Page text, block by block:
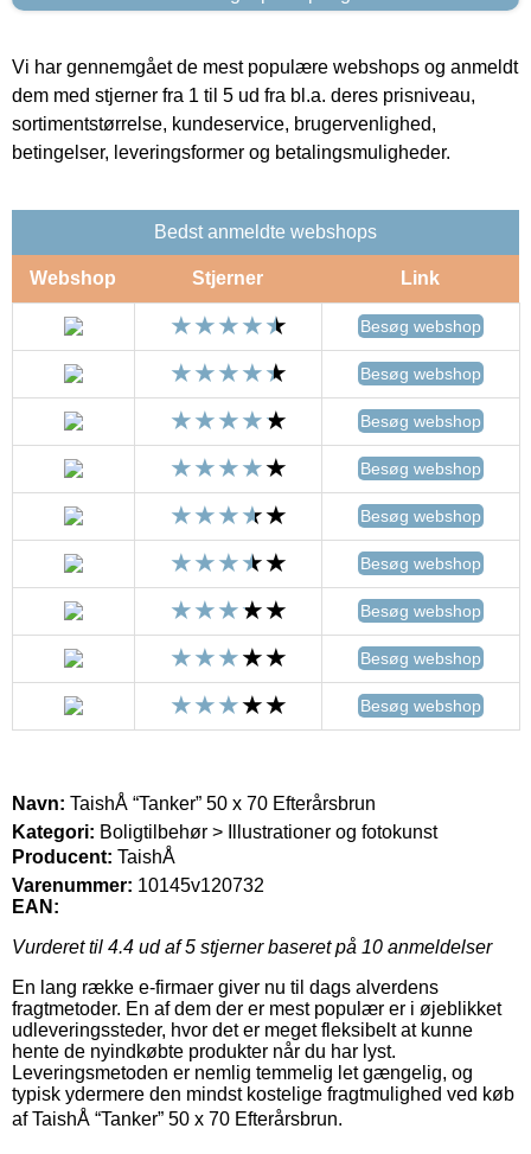
Vi har gennemgået de mest populære webshops og anmeldt
dem med stjerner fra 1 til 5 ud fra bl.a. deres prisniveau,
sortimentstørrelse, kundeservice, brugervenlighed,
betingelser, leveringsformer og betalingsmuligheder.
Bedst anmeldte webshops
Webshop Stjerner Link
Besøg webshop
Besøg webshop
Besøg webshop
Besøg webshop
Besøg webshop
Besøg webshop
Besøg webshop
Besøg webshop
Besøg webshop
Navn: TaishÅ “Tanker” 50 x 70 Efterårsbrun
Kategori: Boligtilbehør > Illustrationer og fotokunst
Producent: TaishÅ
Varenummer: 10145v120732
EAN:
Vurderet til 4.4 ud af 5 stjerner baseret på 10 anmeldelser
En lang række e-firmaer giver nu til dags alverdens
fragtmetoder. En af dem der er mest populær er i øjeblikket
udleveringssteder, hvor det er meget fleksibelt at kunne
hente de nyindkøbte produkter når du har lyst.
Leveringsmetoden er nemlig temmelig let gængelig, og
typisk ydermere den mindst kostelige fragtmulighed ved køb
af TaishÅ “Tanker” 50 x 70 Efterårsbrun.